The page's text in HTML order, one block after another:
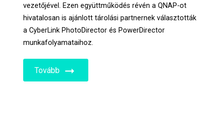
vezetőjével. Ezen együttműködés révén a QNAP-ot
hivatalosan is ajánlott tárolási partnernek választották
a CyberLink PhotoDirector és PowerDirector
munkafolyamataihoz.
Tovább